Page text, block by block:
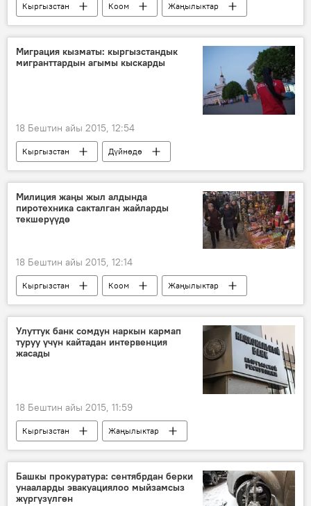
Кыргызстан Коом
Жаңылыктар
Темир Сариев
балдар той
Миграция кызматы: кыргызстандык
мигранттардын агымы кыскарды
18 Бештин айы 2015, 12:54
Кыргызстан
Дүйнөдө
Жаңылыктар
Миграция
Мигрант
коопсуздук
Милиция жаңы жыл алдында
пиротехника сакталган жайларды
текшерүүдө
18 Бештин айы 2015, 12:14
Кыргызстан Коом
Жаңылыктар
Бишкек
базар
соода
пиротехника
кампа
Жаңы жыл – 2016
Улуттук банк сомдун наркын кармап
туруу үчүн кайтадан интервенция
жасады
18 Бештин айы 2015, 11:59
Кыргызстан
Жаңылыктар
Экономика
Улуттук банк
интервенция
валюта
Башкы прокуратура: сентябрдан берки
унааларды эвакуациялоо мыйзамсыз
жүргүзүлгөн